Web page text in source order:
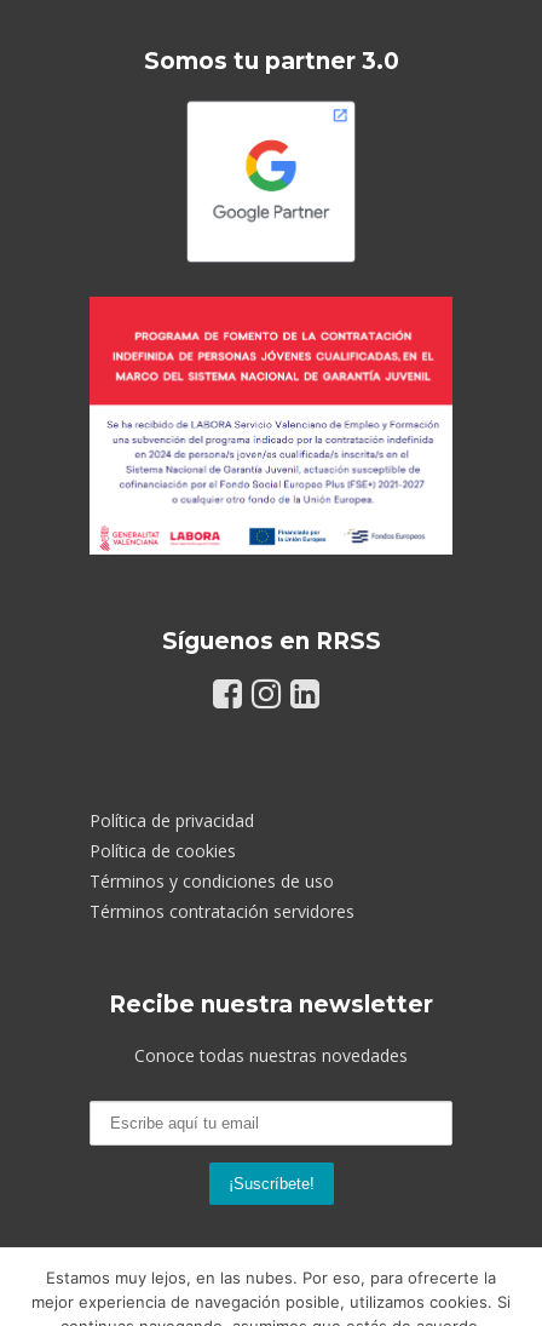
Somos tu partner 3.0
Síguenos en RRSS
Política de privacidad
Política de cookies
Términos y condiciones de uso
Términos contratación servidores
Recibe nuestra newsletter
Conoce todas nuestras novedades
Estamos muy lejos, en las nubes. Por eso, para ofrecerte la
mejor experiencia de navegación posible, utilizamos cookies. Si